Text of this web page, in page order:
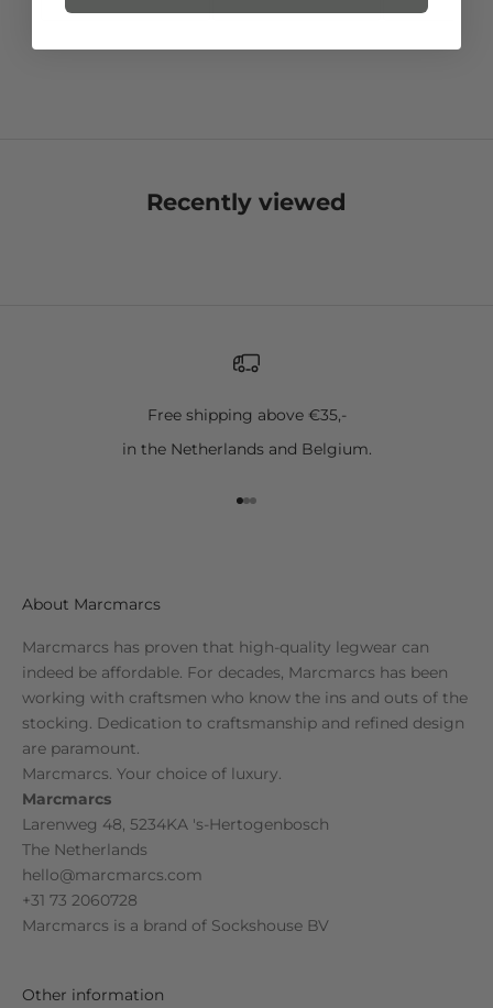
Recently viewed
Free shipping above €35,-
in the Netherlands and Belgium.
Go to item 1
Go to item 2
Go to item 3
About Marcmarcs
Marcmarcs has proven that high-quality legwear can
indeed be affordable. For decades, Marcmarcs has been
working with craftsmen who know the ins and outs of the
stocking. Dedication to craftsmanship and refined design
are paramount.
Marcmarcs. Your choice of luxury.
Marcmarcs
Larenweg 48, 5234KA 's-Hertogenbosch
The Netherlands
hello@marcmarcs.com
+31 73 2060728
Marcmarcs is a brand of Sockshouse BV
Other information